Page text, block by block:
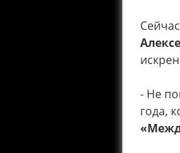
- Не
года,